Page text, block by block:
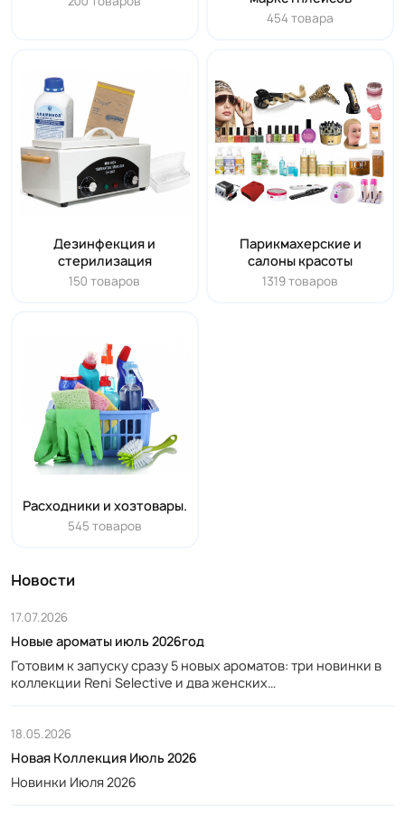
454 товара
Дезинфекция и
стерилизация
150 товаров
Парикмахерские и
салоны красоты
1319 товаров
Расходники и хозтовары.
545 товаров
Новости
17.07.2026
Новые ароматы июль 2026год
Готовим к запуску сразу 5 новых ароматов: три новинки в
коллекции Reni Selective и два женских…
18.05.2026
Новая Коллекция Июль 2026
Новинки Июля 2026